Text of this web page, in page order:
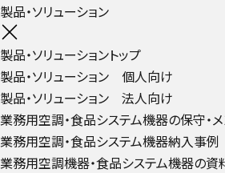
製品・ソリューション
製品・ソリューショントップ
製品・ソリューション 個人向け
製品・ソリューション 法人向け
業務用空調・食品システム機器の保守・
業務用空調・食品システム機器納入事例
業務用空調機器・食品システム機器の資